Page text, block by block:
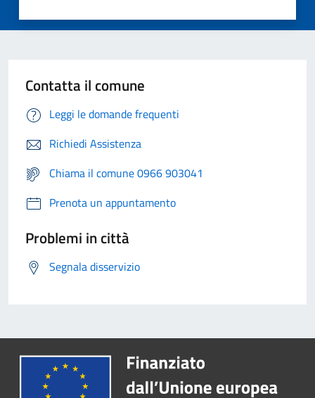
Contatta il comune
Leggi le domande frequenti
Richiedi Assistenza
Chiama il comune 0966 903041
Prenota un appuntamento
Problemi in città
Segnala disservizio